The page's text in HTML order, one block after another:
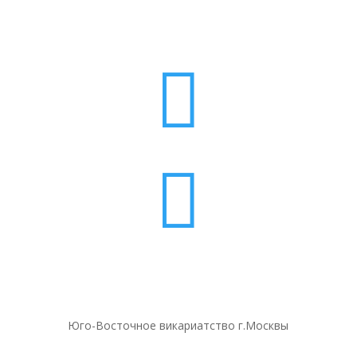


Юго-Восточное викариатство г.Москвы